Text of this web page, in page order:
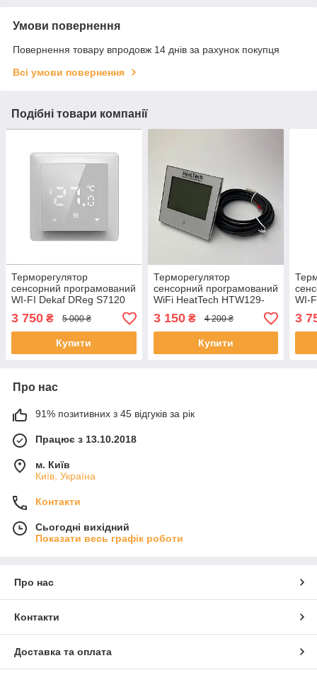
Умови повернення
Повернення товару впродовж 14 днів за рахунок покупця
Всі умови повернення
Подібні товари компанії
Терморегулятор
сенсорний програмований
WI-FI Dekaf DReg S7120
3 750 ₴ 5 000 ₴
Купити
Терморегулятор
сенсорний програмований
WiFi HeatTech HTW129-
3 150₴ 4 200 ₴
Купити
WI-
3
Про нас
91% позитивних з 45 відгуків за рік
Працює з 13.10.2018
м. Київ
Київ, Україна
Контакти
Сьогодні вихідний
Показати весь графік роботи
Про нас
Контакти
Доставка та оплата